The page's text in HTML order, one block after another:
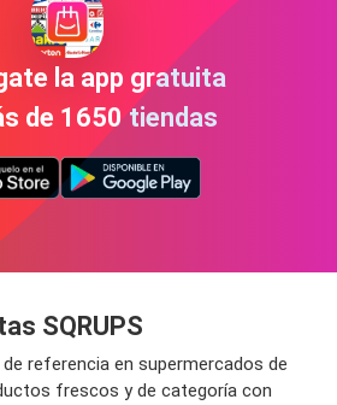
la app gratuita
de 1650 tiendas
SQRUPS
de referencia en supermercados de
frescos y de categoría con